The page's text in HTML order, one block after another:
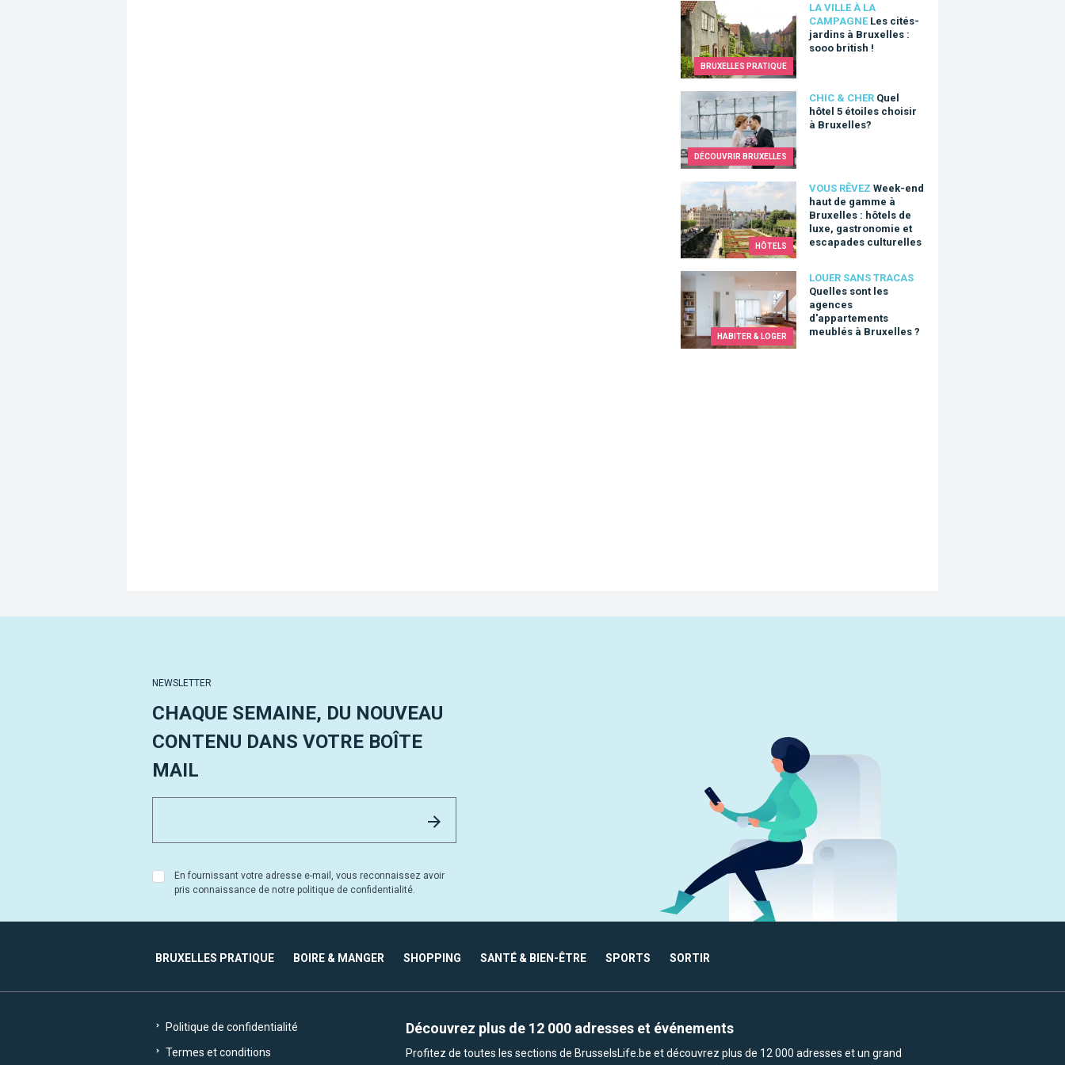
BRUXELLES PRATIQUE
LA VILLE À LA
CAMPAGNE Les cités-
jardins à Bruxelles :
sooo british !
Les cités-jardins à Bruxelles : sooo british !
DÉCOUVRIR BRUXELLES
CHIC & CHER Quel
hôtel 5 étoiles choisir
à Bruxelles?
Quel hôtel 5 étoiles choisir à Bruxelles?
HÔTELS
VOUS RÊVEZ Week-end
haut de gamme à
Bruxelles : hôtels de
luxe, gastronomie et
escapades culturelles
Week-end haut de gamme à Bruxelles : hôtels de luxe, gastronomie
HABITER & LOGER
LOUER SANS TRACAS
Quelles sont les
agences
d'appartements
meublés à Bruxelles ?
Quelles sont les agences d'appartements meublés à Bruxelles ?
NEWSLETTER
CHAQUE SEMAINE, DU NOUVEAU
CONTENU DANS VOTRE BOÎTE
MAIL
En fournissant votre adresse e-mail, vous reconnaissez avoir
pris connaissance de notre politique de confidentialité.
BRUXELLES PRATIQUE BOIRE & MANGER SHOPPING SANTÉ & BIEN-ÊTRE SPORTS SORTIR
Politique de confidentialité
Termes et conditions
Découvrez plus de 12 000 adresses et événements
Profitez de toutes les sections de BrusselsLife.be et découvrez plus de 12 000 adresses et un grand